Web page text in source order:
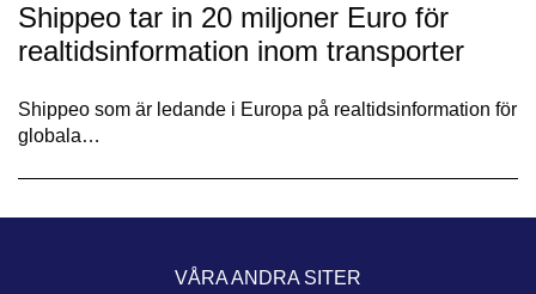
Shippeo tar in 20 miljoner Euro för
realtidsinformation inom transporter
Shippeo som är ledande i Europa på realtidsinformation för
globala…
VÅRA ANDRA SITER